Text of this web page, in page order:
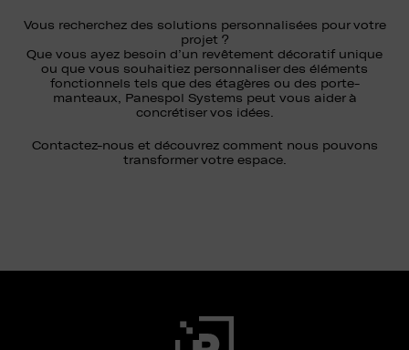
Vous recherchez des solutions personnalisées pour votre
projet ?
Que vous ayez besoin d’un revêtement décoratif unique
ou que vous souhaitiez personnaliser des éléments
fonctionnels tels que des étagères ou des porte-
manteaux, Panespol Systems peut vous aider à
concrétiser vos idées.
Contactez-nous et découvrez comment nous pouvons
transformer votre espace.